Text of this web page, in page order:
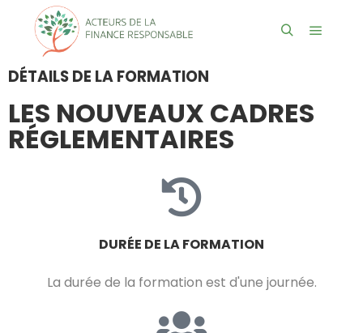
DÉTAILS DE LA FORMATION
LES NOUVEAUX CADRES
RÉGLEMENTAIRES
DURÉE DE LA FORMATION
La durée de la formation est d'une journée.